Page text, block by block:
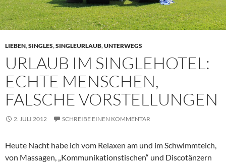
LIEBEN,SINGLES,SINGLEURLAUB,UNTERWEGS
URLAUB IM SINGLEHOTEL:
ECHTE MENSCHEN,
FALSCHE VORSTELLUNGEN
2. JULI 2012 SCHREIBE EINEN KOMMENTAR
Heute Nacht habe ich vom Relaxen am und im Schwimmteich,
von Massagen, „Kommunikationstischen“ und Discotänzern